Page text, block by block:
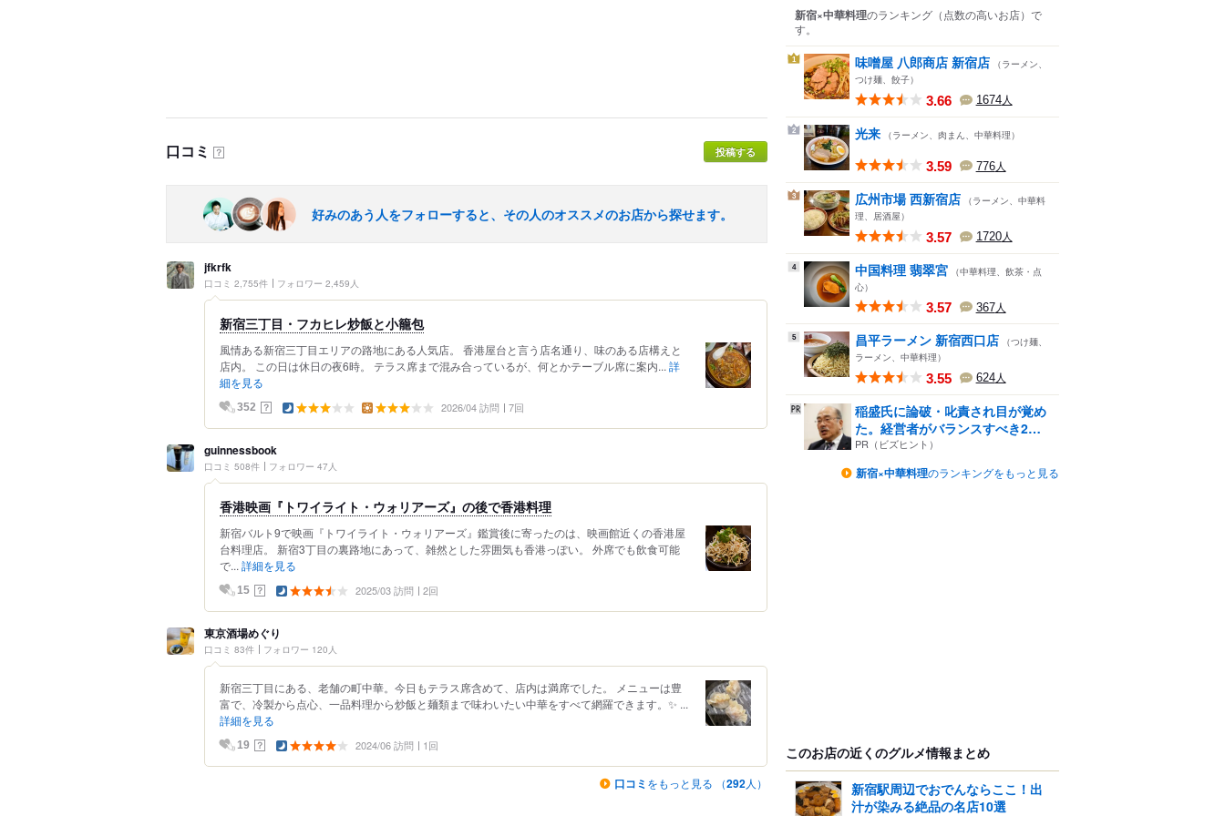
口コミ ？ 投稿する
好みのあう人をフォローすると、その人のオススメのお店から探せます。
jfkrfk
口コミ 2,755件 フォロワー 2,459人
新宿三丁目・フカヒレ炒飯と小籠包
風情ある新宿三丁目エリアの路地にある人気店。 香港屋台と言う店名通り、味のある店構えと
店内。 この日は休日の夜6時。 テラス席まで混み合っているが、何とかテーブル席に案内... 詳
細を見る
352 ？ 2026/04 訪問 7回
guinnessbook
口コミ 508件 フォロワー 47人
香港映画『トワイライト・ウォリアーズ』の後で香港料理
新宿バルト9で映画『トワイライト・ウォリアーズ』鑑賞後に寄ったのは、映画館近くの香港屋
台料理店。 新宿3丁目の裏路地にあって、雑然とした雰囲気も香港っぽい。 外席でも飲食可能
で... 詳細を見る
15 ？ 2025/03 訪問 2回
東京酒場めぐり
口コミ 83件 フォロワー 120人
新宿三丁目にある、老舗の町中華。今日もテラス席含めて、店内は満席でした。 メニューは豊
富で、冷製から点心、一品料理から炒飯と麺類まで味わいたい中華をすべて網羅できます。✨ ...
詳細を見る
19 ？ 2024/06 訪問 1回
口コミ をもっと見る （292人）
新宿×中華料理のランキング （点数の高いお店） で
す。
1 味噌屋 八郎商店 新宿店 （ラーメン、
つけ麺、餃子）
3.66 1674人
2 光来 （ラーメン、肉まん、中華料理）
3.59 776人
3 広州市場 西新宿店 （ラーメン、中華料
理、居酒屋）
3.57 1720人
4 中国料理 翡翠宮 （中華料理、飲茶・点
心）
3.57 367人
5 昌平ラーメン 新宿西口店 （つけ麺、
ラーメン、中華料理）
3.55 624人
稲盛氏に論破・叱責され目が覚め
た。経営者がバランスすべき2
つ...
PR（ビズヒント）
新宿×中華料理のランキングをもっと見る
このお店の近くのグルメ情報まとめ
新宿駅周辺でおでんならここ！出
汁が染みる絶品の名店10選